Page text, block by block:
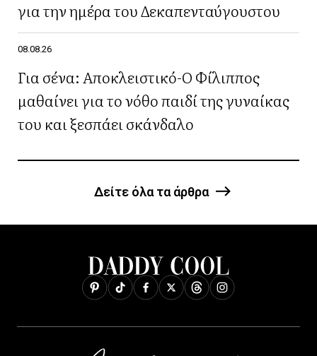
για την ημέρα του Δεκαπενταύγουστου
08.08.26
Για σένα: Αποκλειστικό-Ο Φίλιππος
μαθαίνει για το νόθο παιδί της γυναίκας
του και ξεσπάει σκάνδαλο
Δείτε όλα τα άρθρα